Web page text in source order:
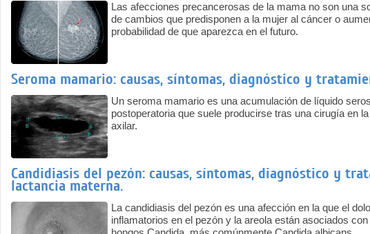
Las afecciones precancerosas de la mama no son una
de cambios que predisponen a la mujer al cáncer o
probabilidad de que aparezca en el futuro.
Seroma mamario: causas, síntomas, diagnóstico y
Un seroma mamario es una acumulación de líquido
postoperatoria que suele producirse tras una cirugía en
axilar.
Candidiasis del pezón: causas, síntomas, diagnóstico y
lactancia materna.
La candidiasis del pezón es una afección en la que el
inflamatorios en el pezón y la areola están asociados